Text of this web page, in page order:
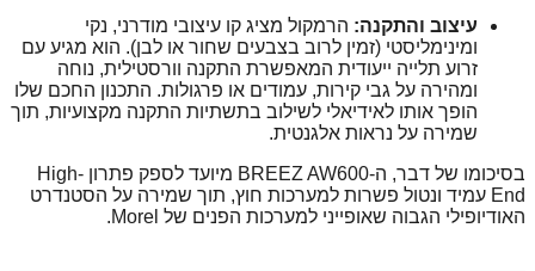
עיצוב והתקנה: הרמקול מציג קו עיצובי מודרני, נקי
ומינימליסטי (זמין לרוב בצבעים שחור או לבן). הוא מגיע עם
זרוע תלייה ייעודית המאפשרת התקנה וורסטילית, נוחה
ומהירה על גבי קירות, עמודים או פרגולות. התכנון החכם שלו
הופך אותו לאידיאלי לשילוב בתשתיות התקנה מקצועיות, תוך
שמירה על נראות אלגנטית.
בסיכומו של דבר, ה-BREEZ AW600 מיועד לספק פתרון High-
End עמיד ונטול פשרות למערכות חוץ, תוך שמירה על הסטנדרט
האודיופילי הגבוה שאופייני למערכות הפנים של Morel.